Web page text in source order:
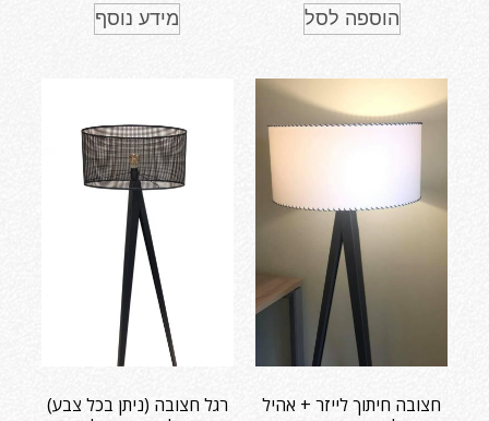
הוספה לסל מידע נוסף
חצובה חיתוך לייזר + אהיל
רגל חצובה (ניתן בכל צבע)